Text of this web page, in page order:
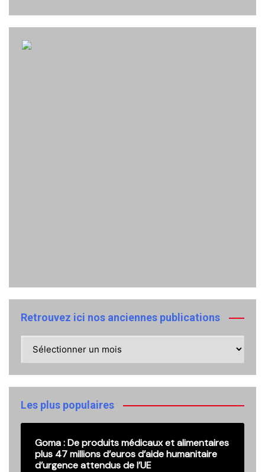
Retrouvez ici nos anciennes publications
anciennes
publications
Les plus populaires
Goma : De produits médicaux et alimentaires
plus 47 millions d’euros d’aide humanitaire
d’urgence attendus de l’UE